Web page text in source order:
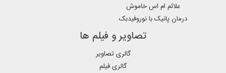
علائم ام اس خاموش
درمان پانیک با نوروفیدبک
تصاویر و فیلم ها
گالری تصاویر
گالری فیلم